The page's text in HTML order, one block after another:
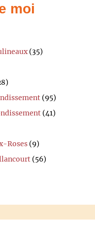
moi
(35)
(95)
(41)
Roses (9)
(56)